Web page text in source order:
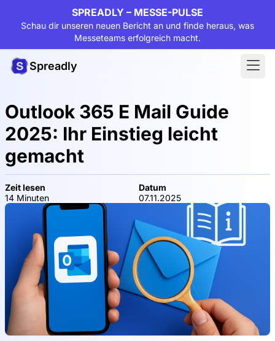
SPREADLY – MESSE-PULSE
Schau dir unseren neuen Bericht an und finde heraus, was
Messeteams erfolgreich macht.
Spreadly
Outlook 365 E Mail Guide
2025: Ihr Einstieg leicht
gemacht
Zeit lesen
14 Minuten
Datum
07.11.2025